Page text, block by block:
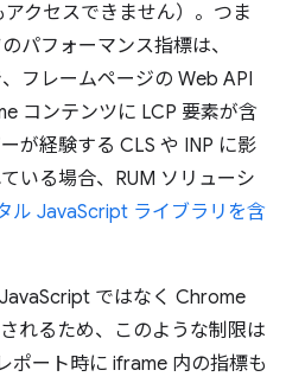
クセスできません）。つま
パフォーマンス指標は、
フレームページの Web API
コンテンツに LCP 要素が含
が経験する CLS や INP に影
いる場合、RUM ソリューシ
ル JavaScript ライブラリを含
ではなく Chrome
れるため、このような制限は
ポート時に iframe 内の指標も